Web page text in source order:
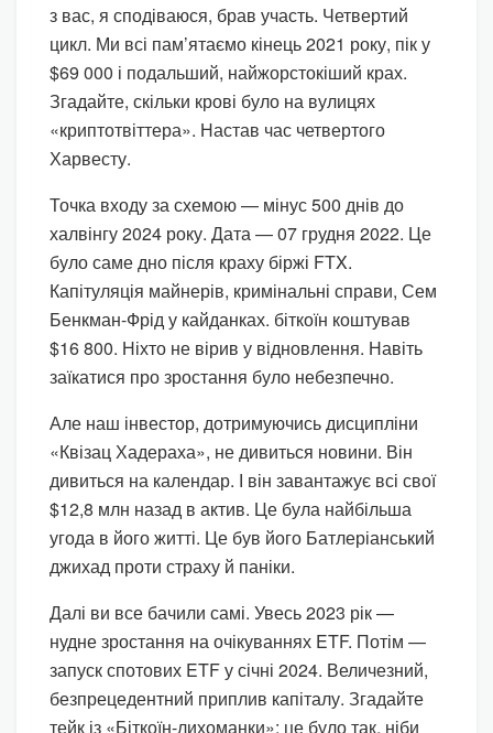
з вас, я сподіваюся, брав участь. Четвертий
цикл. Ми всі пам’ятаємо кінець 2021 року, пік у
$69 000 і подальший, найжорстокіший крах.
Згадайте, скільки крові було на вулицях
«криптотвіттера». Настав час четвертого
Харвесту.
Точка входу за схемою — мінус 500 днів до
халвінгу 2024 року. Дата — 07 грудня 2022. Це
було саме дно після краху біржі FTX.
Капітуляція майнерів, кримінальні справи, Сем
Бенкман-Фрід у кайданках. біткоїн коштував
$16 800. Ніхто не вірив у відновлення. Навіть
заїкатися про зростання було небезпечно.
Але наш інвестор, дотримуючись дисципліни
«Квізац Хадераха», не дивиться новини. Він
дивиться на календар. І він завантажує всі свої
$12,8 млн назад в актив. Це була найбільша
угода в його житті. Це був його Батлеріанський
джихад проти страху й паніки.
Далі ви все бачили самі. Увесь 2023 рік —
нудне зростання на очікуваннях ETF. Потім —
запуск спотових ETF у січні 2024. Величезний,
безпрецедентний приплив капіталу. Згадайте
тейк із «Біткоїн-лихоманки»: це було так, ніби